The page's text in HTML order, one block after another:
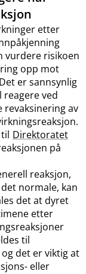
etter
vurdere risikoen
opp mot
er sannsynlig
reagere ved
revaksinering av
Direktoratet
på
reaksjon,
normale, kan
det at dyret
etter
til
og det er viktig at
eller